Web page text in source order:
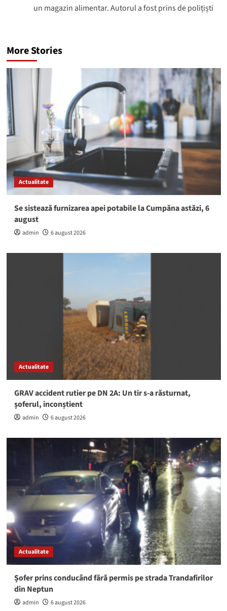
un magazin alimentar. Autorul a fost prins de polițiști
More Stories
Actualitate
Se sistează furnizarea apei potabile la Cumpăna astăzi, 6
august
admin 6 august 2026
Actualitate
GRAV accident rutier pe DN 2A: Un tir s-a răsturnat,
șoferul, inconștient
admin 6 august 2026
Actualitate
Șofer prins conducând fără permis pe strada Trandafirilor
din Neptun
admin 6 august 2026